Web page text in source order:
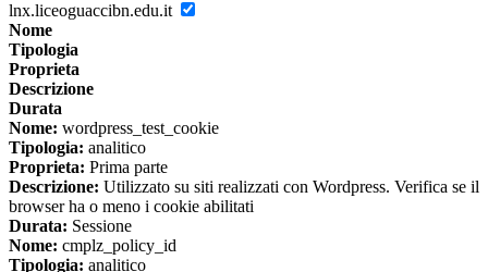
lnx.liceoguaccibn.edu.it
Nome
Tipologia
Proprieta
Descrizione
Durata
Nome: wordpress_test_cookie
Tipologia: analitico
Proprieta: Prima parte
Descrizione: Utilizzato su siti realizzati con Wordpress. Verifica se il
browser ha o meno i cookie abilitati
Durata: Sessione
Nome: cmplz_policy_id
Tipologia: analitico